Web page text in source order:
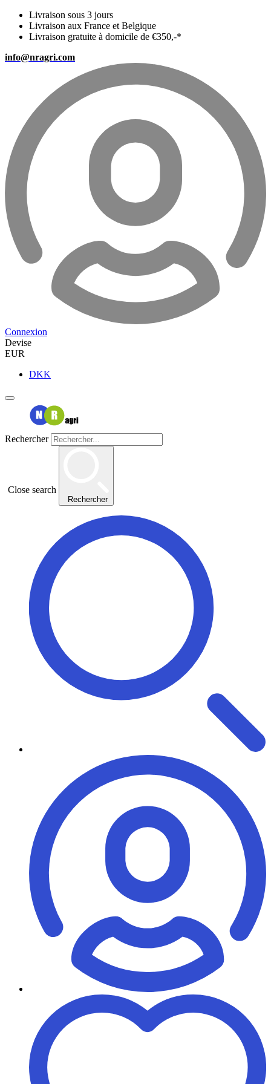
Livraison sous 3 jours
Livraison aux France et Belgique
Livraison gratuite à domicile de €350,-*
info@nragri.com
Connexion
Devise
EUR
DKK
Rechercher
Close search
Rechercher